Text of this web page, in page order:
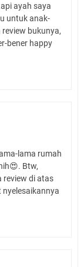
ayah saya
untuk anak-
bukunya,
bener happy
lama rumah
Btw,
review di atas